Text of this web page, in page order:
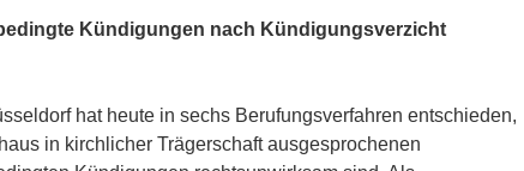
Kündigungen nach Kündigungsverzicht
hat heute in sechs Berufungsverfahren entschieden,
in kirchlicher Trägerschaft ausgesprochenen